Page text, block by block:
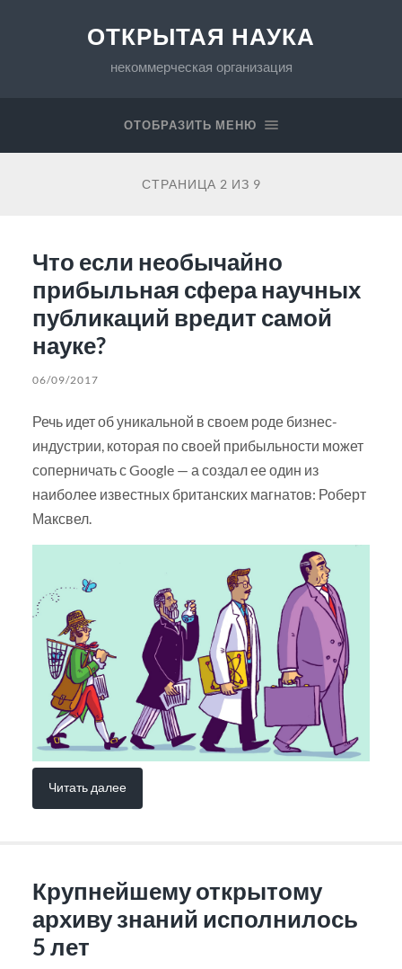
ОТКРЫТАЯ НАУКА
некоммерческая организация
ОТОБРАЗИТЬ МЕНЮ
СТРАНИЦА 2 ИЗ 9
Что если необычайно
прибыльная сфера научных
публикаций вредит самой
науке?
06/09/2017
Речь идет об уникальной в своем роде бизнес-
индустрии, которая по своей прибыльности может
соперничать с Google — а создал ее один из
наиболее известных британских магнатов: Роберт
Максвел.
Читать далее
Крупнейшему открытому
архиву знаний исполнилось
5 лет